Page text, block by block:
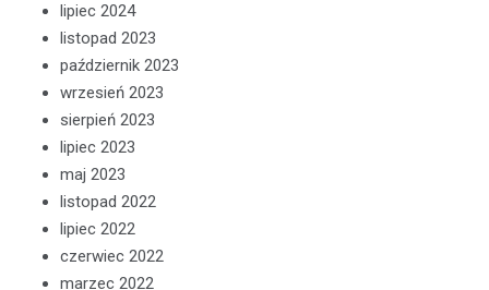
lipiec 2024
listopad 2023
październik 2023
wrzesień 2023
sierpień 2023
lipiec 2023
maj 2023
listopad 2022
lipiec 2022
czerwiec 2022
marzec 2022